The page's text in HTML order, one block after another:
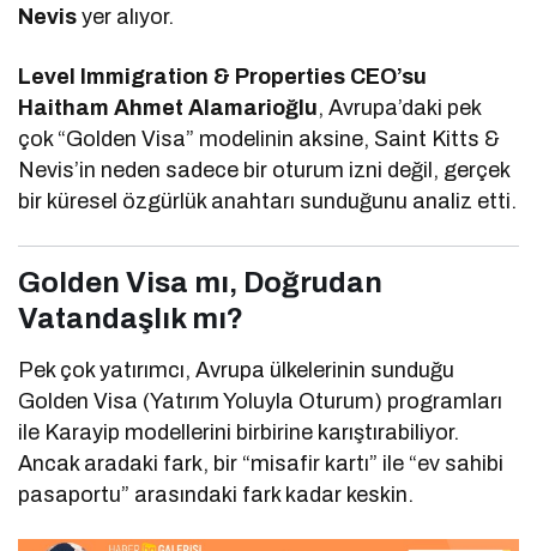
Nevis yer alıyor.
Level Immigration & Properties CEO’su
Haitham Ahmet Alamarioğlu, Avrupa’daki pek
çok “Golden Visa” modelinin aksine, Saint Kitts &
Nevis’in neden sadece bir oturum izni değil, gerçek
bir küresel özgürlük anahtarı sunduğunu analiz etti.
Golden Visa mı, Doğrudan
Vatandaşlık mı?
Pek çok yatırımcı, Avrupa ülkelerinin sunduğu
Golden Visa (Yatırım Yoluyla Oturum) programları
ile Karayip modellerini birbirine karıştırabiliyor.
Ancak aradaki fark, bir “misafir kartı” ile “ev sahibi
pasaportu” arasındaki fark kadar keskin.